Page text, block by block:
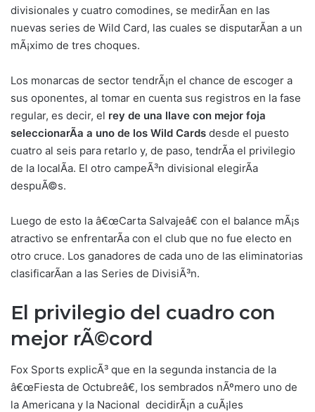
divisionales y cuatro comodines, se medirÃ­an en las
nuevas series de Wild Card, las cuales se disputarÃ­an a un
mÃ¡ximo de tres choques.
Los monarcas de sector tendrÃ¡n el chance de escoger a
sus oponentes, al tomar en cuenta sus registros en la fase
regular, es decir, el rey de una llave con mejor foja
seleccionarÃ­a a uno de los Wild Cards desde el puesto
cuatro al seis para retarlo y, de paso, tendrÃ­a el privilegio
de la localÃ­a. El otro campeÃ³n divisional elegirÃ­a
despuÃ©s.
Luego de esto la â€œCarta Salvajeâ€ con el balance mÃ¡s
atractivo se enfrentarÃ­a con el club que no fue electo en
otro cruce. Los ganadores de cada uno de las eliminatorias
clasificarÃ­an a las Series de DivisiÃ³n.
El privilegio del cuadro con
mejor rÃ©cord
Fox Sports explicÃ³ que en la segunda instancia de la
â€œFiesta de Octubreâ€, los sembrados nÃºmero uno de
la Americana y la Nacional decidirÃ¡n a cuÃ¡les